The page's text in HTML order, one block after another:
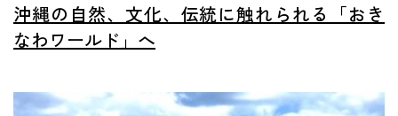
沖縄の自然、文化、伝統に触れられる「おき
なわワールド」へ